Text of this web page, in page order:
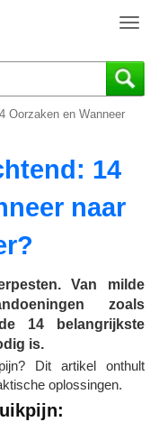
T
g
g
i
o
n
Oorzaken en Wanneer
14
naar
Van milde
zoals
14 belangrijkste
is.
Dit artikel onthult
oplossingen.